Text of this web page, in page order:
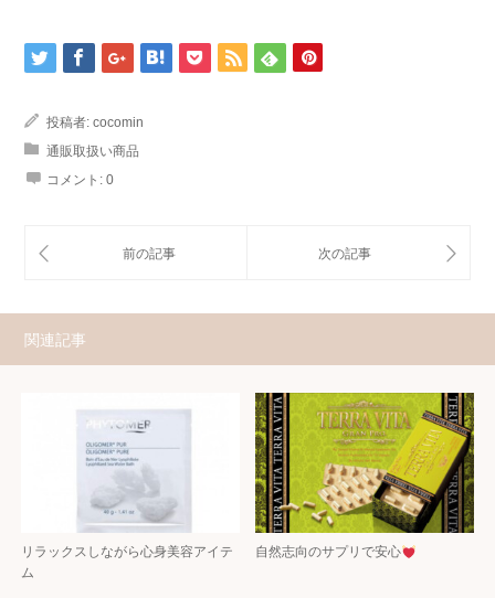
投稿者: cocomin
通販取扱い商品
コメント: 0
関連記事
リラックスしながら心身美容アイテ
ム
自然志向のサプリで安心